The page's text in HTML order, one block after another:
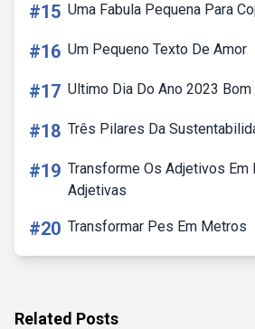
#15 Uma Fabula Pequena Para
#16 Um Pequeno Texto De Amor
#17 Ultimo Dia Do Ano 2023 Bom
#18 Três Pilares Da
#19 Transforme Os Adjetivos Em
Adjetivas
#20 Transformar Pes Em Metros
Related Posts